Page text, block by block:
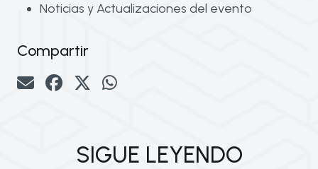
Noticias y Actualizaciones del evento
Compartir
SIGUE LEYENDO